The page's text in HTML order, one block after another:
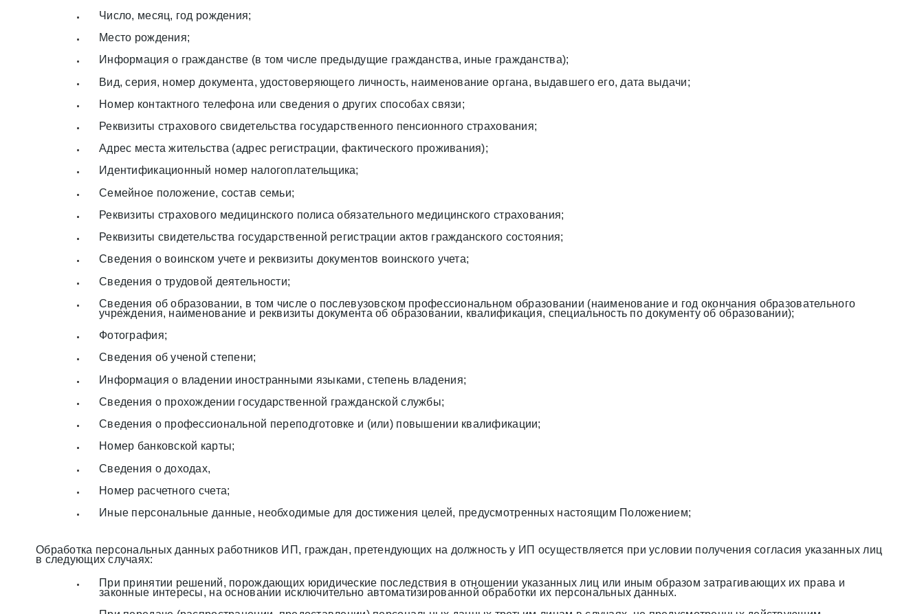
Число, месяц, год рождения;
Место рождения;
Информация о гражданстве (в том числе предыдущие гражданства, иные гражданства);
Вид, серия, номер документа, удостоверяющего личность, наименование органа, выдавшего его, дата выдачи;
Номер контактного телефона или сведения о других способах связи;
Реквизиты страхового свидетельства государственного пенсионного страхования;
Адрес места жительства (адрес регистрации, фактического проживания);
Идентификационный номер налогоплательщика;
Семейное положение, состав семьи;
Реквизиты страхового медицинского полиса обязательного медицинского страхования;
Реквизиты свидетельства государственной регистрации актов гражданского состояния;
Сведения о воинском учете и реквизиты документов воинского учета;
Сведения о трудовой деятельности;
Сведения об образовании, в том числе о послевузовском профессиональном образовании (наименование и год окончания образовательного
учреждения, наименование и реквизиты документа об образовании, квалификация, специальность по документу об образовании);
Фотография;
Сведения об ученой степени;
Информация о владении иностранными языками, степень владения;
Сведения о прохождении государственной гражданской службы;
Сведения о профессиональной переподготовке и (или) повышении квалификации;
Номер банковской карты;
Сведения о доходах,
Номер расчетного счета;
Иные персональные данные, необходимые для достижения целей, предусмотренных настоящим Положением;
Обработка персональных данных работников ИП, граждан, претендующих на должность у ИП осуществляется при условии получения согласия указанных лиц
в следующих случаях:
При принятии решений, порождающих юридические последствия в отношении указанных лиц или иным образом затрагивающих их права и
законные интересы, на основании исключительно автоматизированной обработки их персональных данных.